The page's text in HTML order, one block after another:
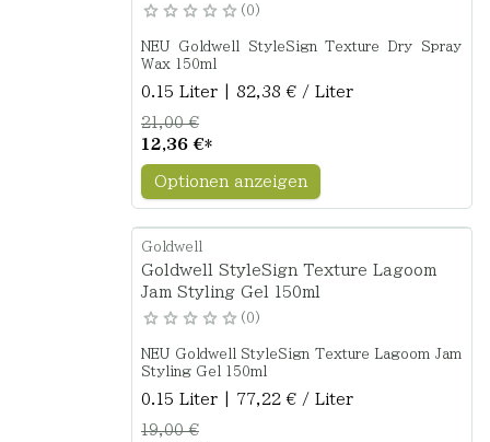
0
NEU Goldwell StyleSign Texture Dry Spray
Wax 150ml
0.15 Liter | 82,38 € / Liter
12,36 €*
21,00 €
Optionen anzeigen
Goldwell
Goldwell StyleSign Texture Lagoom
Jam Styling Gel 150ml
0
NEU Goldwell StyleSign Texture Lagoom Jam
Styling Gel 150ml
0.15 Liter | 77,22 € / Liter
19,00 €